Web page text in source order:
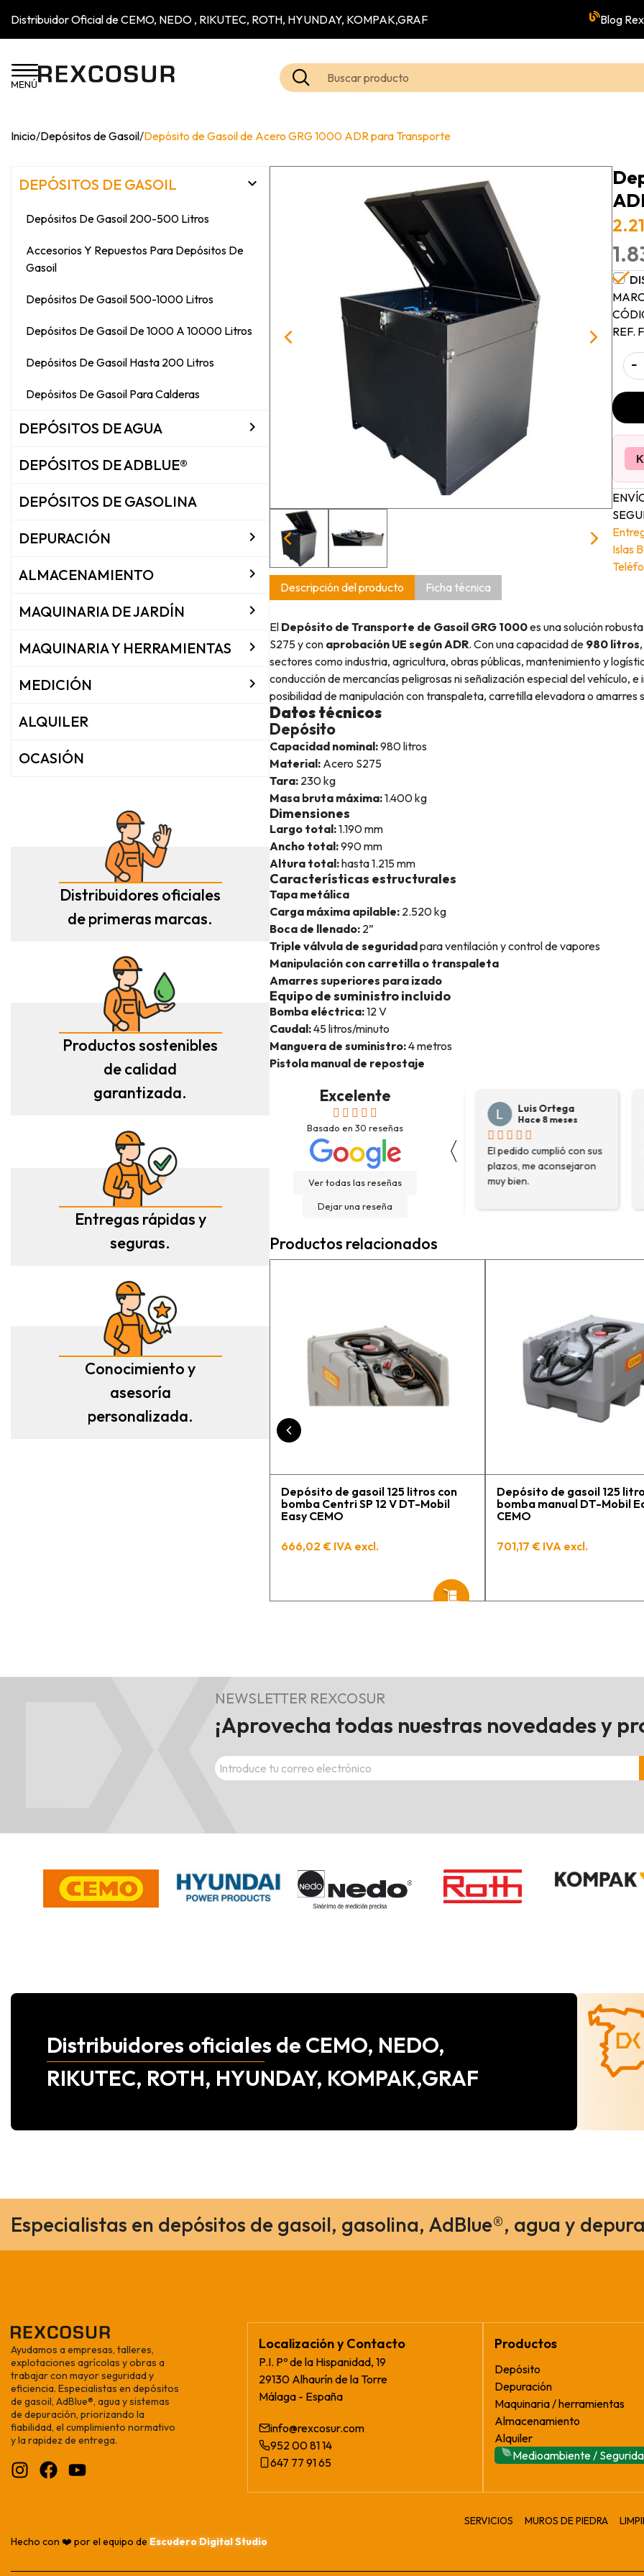
Distribuidor Oficial de CEMO, NEDO , RIKUTEC, ROTH, HYUNDAY, KOMPAK,GRAF Blog
Inicio/Depósitos de Gasoil/Depósito de Gasoil de Acero GRG 1000 ADR para Transporte
DEPÓSITOS DE GASOIL 
Depósitos De Gasoil 200-500 Litros
Accesorios Y Repuestos Para Depósitos De
Gasoil
Depósitos De Gasoil 500-1000 Litros
Depósitos De Gasoil De 1000 A 10000 Litros
Depósitos De Gasoil Hasta 200 Litros
Depósitos De Gasoil Para Calderas
DEPÓSITOS DE AGUA 
DEPÓSITOS DE ADBLUE®
DEPÓSITOS DE GASOLINA
DEPURACIÓN 
ALMACENAMIENTO 
MAQUINARIA DE JARDÍN 
MAQUINARIA Y HERRAMIENTAS 
MEDICIÓN 
ALQUILER
OCASIÓN
Distribuidores oficiales
de primeras marcas.
Productos sostenibles
de calidad
garantizada.
Entregas rápidas y
seguras.
Conocimiento y
asesoría
personalizada.
REF.
-
Islas
Descripción del producto
Ficha técnica
El Depósito de Transporte de Gasoil GRG 1000es una solución
S275 y con aprobación UE según ADR. Con una capacidad de 980 litros
sectores como industria, agricultura, obras públicas, mantenimiento y
conducción de mercancías peligrosas ni señalización especial del vehículo,
posibilidad de manipulación con transpaleta, carretilla elevadora o amarres
Datos técnicos
Depósito
Capacidad nominal:980 litros
Material: Acero S275
Tara: 230 kg
Masa bruta máxima:1.400 kg
Dimensiones
Largo total:1.190 mm
Ancho total:990 mm
Altura total:hasta 1.215 mm
Características estructurales
Tapa metálica
Carga máxima apilable: 2.520 kg
Boca de llenado: 2”
Triple válvula de seguridadpara ventilación y control de vapores
Manipulación con carretilla o transpaleta
Amarres superiores para izado
Equipo de suministro incluido
Bomba eléctrica:12 V
Caudal:45 litros/minuto
Manguera de suministro:4 metros
Pistola manual de repostaje
Excelente
Basado en30 reseñas
Ver todas las reseñas
Dejar una reseña
〈
knowledge and insight
and will definitely use
them again if needed.
Fantastic company!!!!
Trato excelente con
Rexcosur y en particular
gasoil de Roth de 400
y perfecto el transporte !
Es un placer cuando todo
Josep Ramon
Sanahuja
Hace 6 meses
Compré depósito de
agua, llegó incluso antes
de lo esperado. Buen
servicio, y servicio
Luis Ortega
Hace 8 meses
El pedido cumplió con sus
plazos, me aconsejaron
muy bien.
Productos relacionados
Depósito de gasoil 125 litros con
bomba Centri SP 12 V DT-Mobil
Easy CEMO
666,02 € IVA excl.
Depósito de gasoil 125
bomba manual DT-Mobil
CEMO
701,17 € IVA excl.
NEWSLETTER REXCOSUR
¡Aprovecha todas nuestras novedades y
Distribuidores oficiales de CEMO, NEDO,
RIKUTEC, ROTH, HYUNDAY, KOMPAK,GRAF
Especialistas en depósitos de gasoil, gasolina, AdBlue®, agua y
Ayudamos a empresas, talleres,
explotaciones agrícolas y obras a
trabajar con mayor seguridad y
eficiencia. Especialistas en depósitos
de gasoil, AdBlue®, agua y sistemas
de depuración, priorizando la
fiabilidad, el cumplimiento normativo
y la rapidez de entrega.
Localización y Contacto
P.I. Pº de la Hispanidad, 19
29130 Alhaurín de la Torre
Málaga - España
info@rexcosur.com
952 00 81 14
647 77 91 65
Productos
Depósito
Depuración
Maquinaria / herramientas
Almacenamiento
Alquiler
Medioambiente /
SERVICIOS MUROS DE PIEDRA
Hecho con ❤️ por el equipo de Escudero Digital Studio